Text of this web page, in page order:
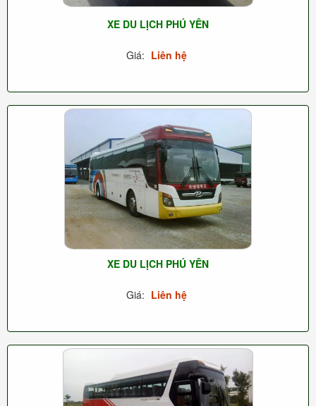
XE DU LỊCH PHÚ YÊN
Giá: Liên hệ
XE DU LỊCH PHÚ YÊN
Giá: Liên hệ